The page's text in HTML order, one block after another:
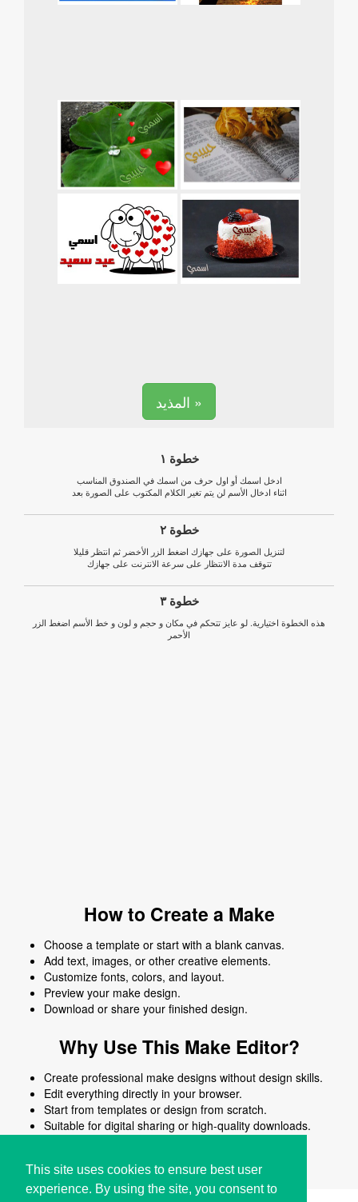
This site uses cookies to ensure best user
experience. By using the site, you consent to
المذيد »
خطوة ١
ادخل اسمك أو اول حرف من اسمك في الصندوق المناسب
اثناء ادخال الأسم لن يتم تغير الكلام المكتوب على الصورة بعد
خطوة ٢
لتنزيل الصورة على جهازك اضغط الزر الأخضر ثم انتظر قليلا
تتوقف مدة الانتظار على سرعة الانترنت على جهازك
خطوة ٣
هذه الخطوة اختيارية. لو عايز تتحكم في مكان و حجم و لون و خط الأسم اضغط الزر
الأحمر
How to Create a Make
Choose a template or start with a blank canvas.
Add text, images, or other creative elements.
Customize fonts, colors, and layout.
Preview your make design.
Download or share your finished design.
Why Use This Make Editor?
Create professional make designs without design skills.
Edit everything directly in your browser.
Start from templates or design from scratch.
Suitable for digital sharing or high-quality downloads.